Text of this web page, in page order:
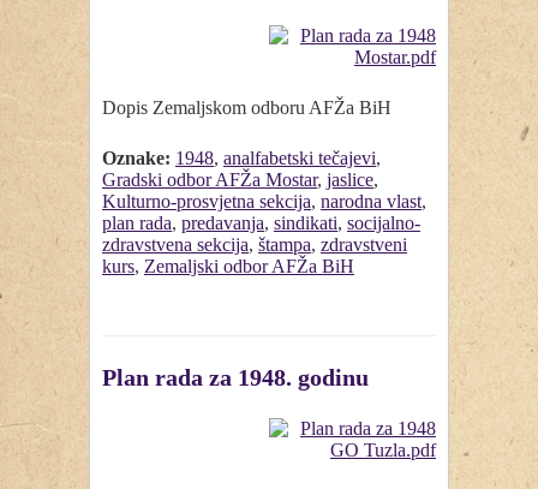
Dopis Zemaljskom odboru AFŽa BiH
Oznake: 1948, analfabetski tečajevi,
Gradski odbor AFŽa Mostar, jaslice,
Kulturno-prosvjetna sekcija, narodna vlast,
plan rada, predavanja, sindikati, socijalno-
zdravstvena sekcija, štampa, zdravstveni
kurs, Zemaljski odbor AFŽa BiH
Plan rada za 1948. godinu